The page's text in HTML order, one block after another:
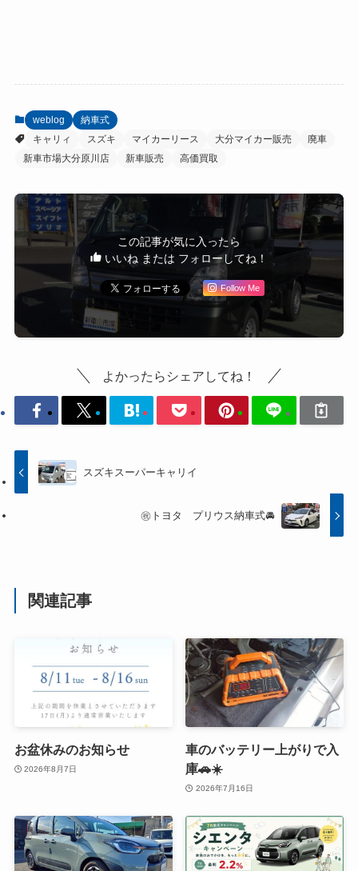
weblog
納車式
キャリィ
スズキ マイカーリース 大分マイカー販売
廃車
新車市場大分原川店
新車販売 高価買取
この記事が気に入ったら
いいね または フォローしてね！
Follow Me
よかったらシェアしてね！
スズキスーパーキャリイ
㊗️トヨタ プリウス納車式🚘
関連記事
お盆休みのお知らせ
2026年8月7日
車のバッテリー上がりで入
庫🚗☀️
2026年7月16日